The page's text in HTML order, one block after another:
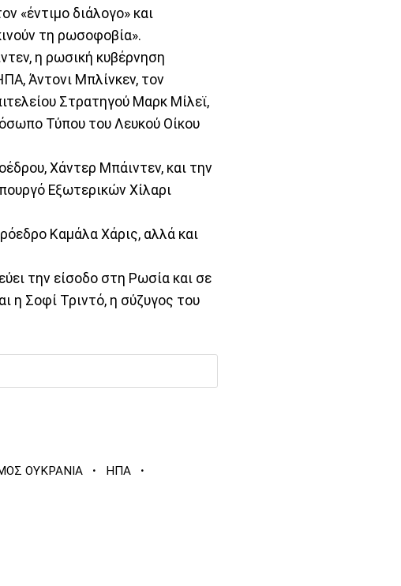
«έντιμο διάλογο» και
τη ρωσοφοβία».
η ρωσική κυβέρνηση
Άντονι Μπλίνκεν, τον
Στρατηγού Μαρκ Μίλεϊ,
Τύπου του Λευκού Οίκου
Χάντερ Μπάιντεν, και την
Εξωτερικών Χίλαρι
Καμάλα Χάρις, αλλά και
την είσοδο στη Ρωσία και σε
η Σοφί Τριντό, η σύζυγος του
ΟΥΚΡΑΝΙΑ · ΗΠΑ ·